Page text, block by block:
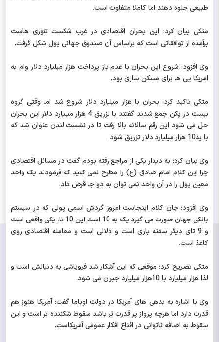
طبیعی جلوه دهند اما کاملا متفاوت است.
متکی بیان کرد: این بحران اقتصادی در غرب شکست تئوری هاست
برآمده از توافقاتی است که براساس آن صندوق جهانی پول شکل گرفت.
وی افزود: شروع این بحران با عدم باز پرداخت هزار میلیارد دلار وام به
امریکا یی ها برای مسکن سازی بود.
متکی تاکید کرد: بحران با هزار میلیارد دلار شروع شد اما وقتی گروه
بیست در پکن جمع شدند گفتند با تزریق 4 هزار میلیارد دلار این بحران
حل می شود این رقم سالانه بالا رفت تا در نشست لندن عنوان شد که
با ید10 هزار میلیارد دلار تزریق شود.
وی بیان کرد: به دیدار یکی از مراجع رفته بودم گفت در مسائل اقتصادی
چرا این کلام امام صادق (ع) را مطرح نمی کنید که فرمودند یک واحد
معین پول را در آن واحد نمی توان به دو جا قرض داد.
وی افزود: جان کلام اینجاست امروز گردش اسمی پولی که در سیستم
بانکی جهان صورت می گیرد یک به 10 است این 10 تا، یکی واقعی است
و 9 تای دیگر سفته بازی است و دلالی است و معامله اقتصادی روی
کاغذ است.
متکی تصریح کرد: موقعی که این آشکار شد فروپاشی به دنبالش است و
لذا هزار میلیارد با 10هزار میلیارد جبران می شود.
وی با اشاره به بدهی های آمریکا در دولت اوباما گفت: آمریکا هنوز هم
قدرت دارد اما هرچه پرواز پر قدرت تر باشد سقوط شکننده تر است و این
سقوط به اضافه ناتوانی در اقناع افکار عمومی آمریکاست.